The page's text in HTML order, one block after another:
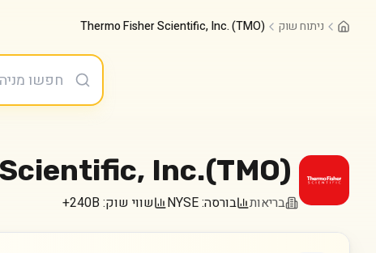
ניתוח שוק Thermo Fisher Scientific, Inc. (TMO)
Inc.(TMO)
בריאות בורסה:NYSE שווי שוק:240B+